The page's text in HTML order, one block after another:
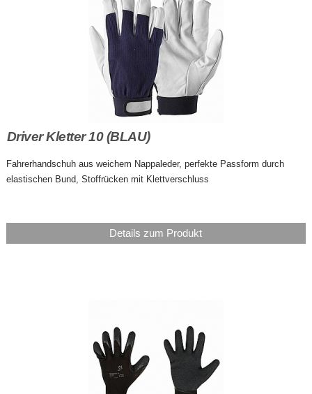
Driver Kletter 10 (BLAU)
Fahrerhandschuh aus weichem Nappaleder, perfekte Passform durch
elastischen Bund, Stoffrücken mit Klettverschluss
Details zum Produkt